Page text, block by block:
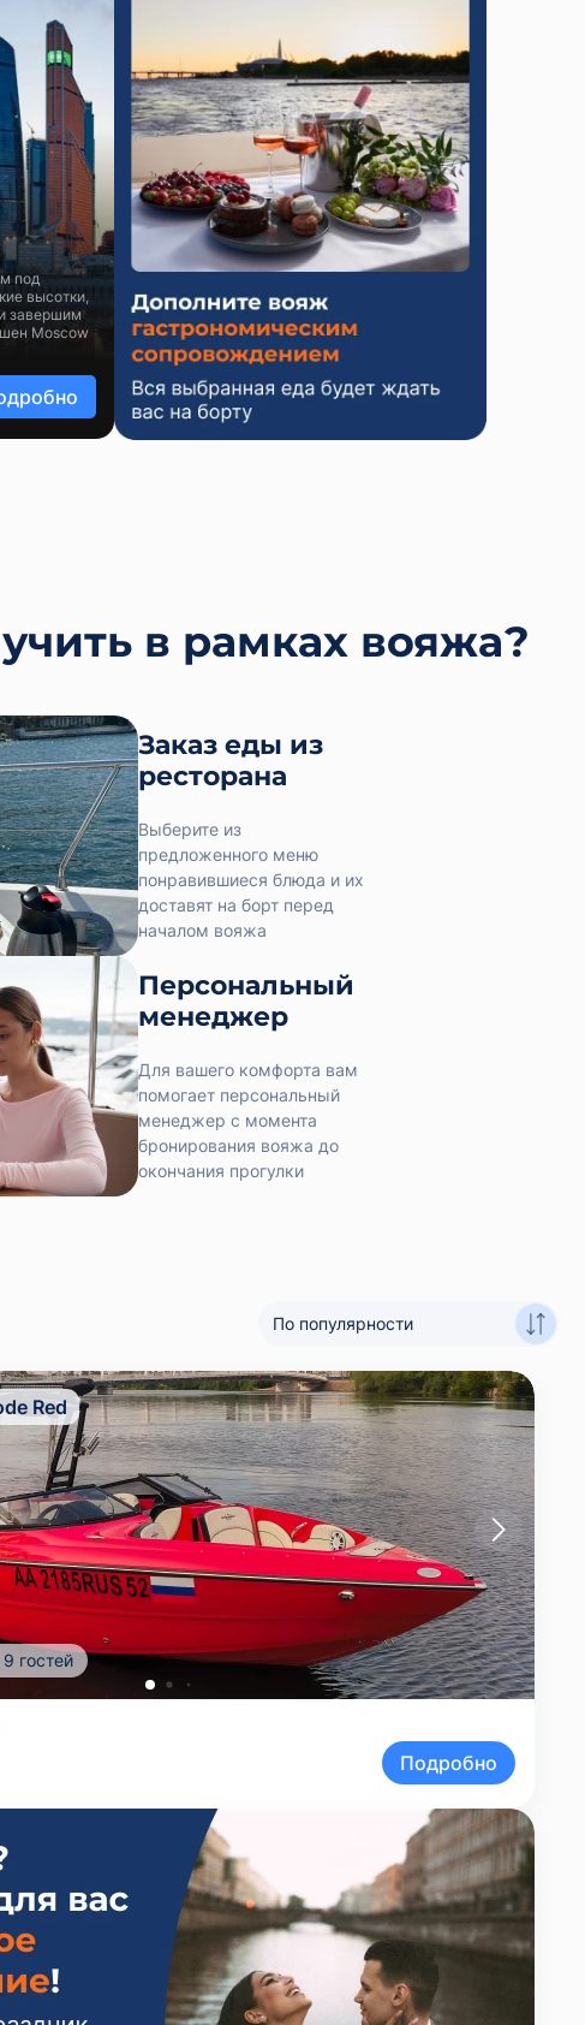
под
высотки,
завершим
Moscow
в рамках вояжа?
Заказ еды из
ресторана
Выберите из
предложенного меню
понравившиеся блюда и их
доставят на борт перед
началом вояжа
Персональный
менеджер
Для вашего комфорта вам
помогает персональный
менеджер с момента
бронирования вояжа до
окончания прогулки
По популярности
гостей
Red
Подробно